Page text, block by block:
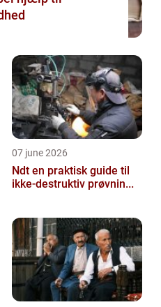
07 june 2026
Ndt en praktisk guide til
ikke-destruktiv prøvnin...